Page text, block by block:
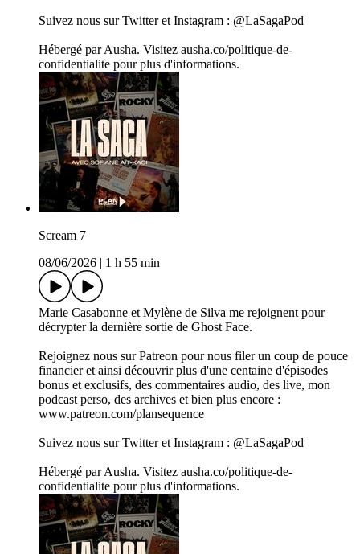
Suivez nous sur Twitter et Instagram : @LaSagaPod
Hébergé par Ausha. Visitez ausha.co/politique-de-
confidentialite pour plus d'informations.
Scream 7
08/06/2026
1 h 55 min
Marie Casabonne et Mylène de Silva me rejoignent pour
décrypter la dernière sortie de Ghost Face.
Rejoignez nous sur Patreon pour nous filer un coup de pouce
financier et ainsi découvrir plus d'une centaine d'épisodes
bonus et exclusifs, des commentaires audio, des live, mon
podcast perso, des archives et bien plus encore :
www.patreon.com/plansequence
Suivez nous sur Twitter et Instagram : @LaSagaPod
Hébergé par Ausha. Visitez ausha.co/politique-de-
confidentialite pour plus d'informations.